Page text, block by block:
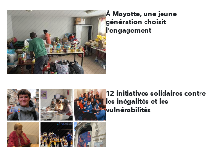
À Mayotte, une jeune
génération choisit
l'engagement
12 initiatives solidaires contre
les inégalités et les
vulnérabilités